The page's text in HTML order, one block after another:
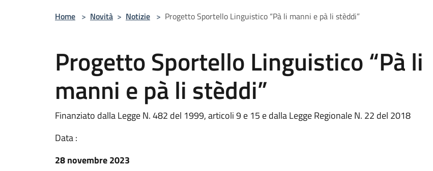
Home > Novità > Notizie > Progetto Sportello Linguistico “Pà li manni e pà li stèddi”
Progetto Sportello Linguistico “Pà li
manni e pà li stèddi”
Finanziato dalla Legge N. 482 del 1999, articoli 9 e 15 e dalla Legge Regionale N. 22 del 2018
Data :
28 novembre 2023